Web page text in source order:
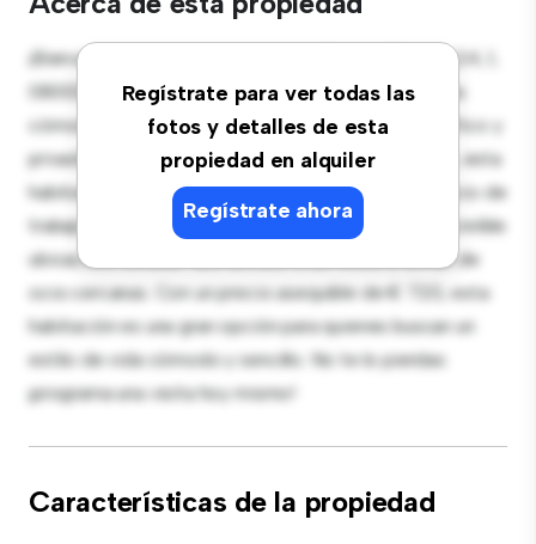
Regístrate para ver todas las
fotos y detalles de esta
propiedad en alquiler
Regístrate ahora
¡Bienvenido a tu nueva estancia en Carrer d'Avinyó 24, 1,
08002 BARCELONA, Barri Gòtic, Ciutat Vella! Esta
cómoda habitación ofrece un espacio de vida pacífico y
privado. Amueblada con lo esencial para tu disfrute, esta
habitación proporciona una cama cómoda, un espacio de
trabajo y soluciones de almacenamiento. Con su increíble
ubicación, tendrás fácil acceso a servicios y zonas de
ocio cercanas. Con un precio asequible de € 720, esta
habitación es una gran opción para quienes buscan un
estilo de vida cómodo y sencillo. No te lo pierdas:
¡programa una visita hoy mismo!
Características de la propiedad